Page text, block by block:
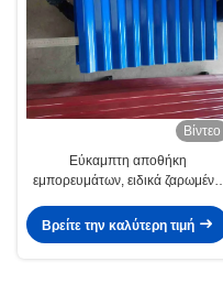
Βίντεο
Εύκαμπτη αποθήκη
εμπορευμάτων, ειδικά ζαρωμένα
Βρείτε την καλύτερη τιμή